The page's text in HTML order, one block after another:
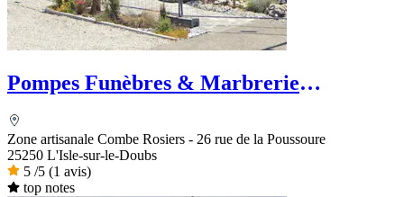
Pompes Funèbres & Marbrerie
Zone artisanale Combe Rosiers - 26 rue de la Poussoure
25250 L'Isle-sur-le-Doubs
5 /5 (1 avis)
top notes